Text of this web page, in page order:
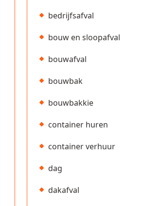
bedrijfsafval
bouw en sloopafval
bouwafval
bouwbak
bouwbakkie
container huren
container verhuur
dag
dakafval